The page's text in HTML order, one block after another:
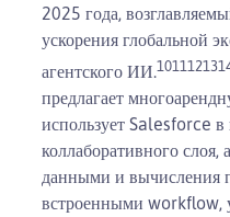
2025 года,
ускорения глобальной
агентского ИИ.10111213
предлагает
использует Salesforce в
коллаборативного слоя,
данными и вычисления
встроенными workflow,